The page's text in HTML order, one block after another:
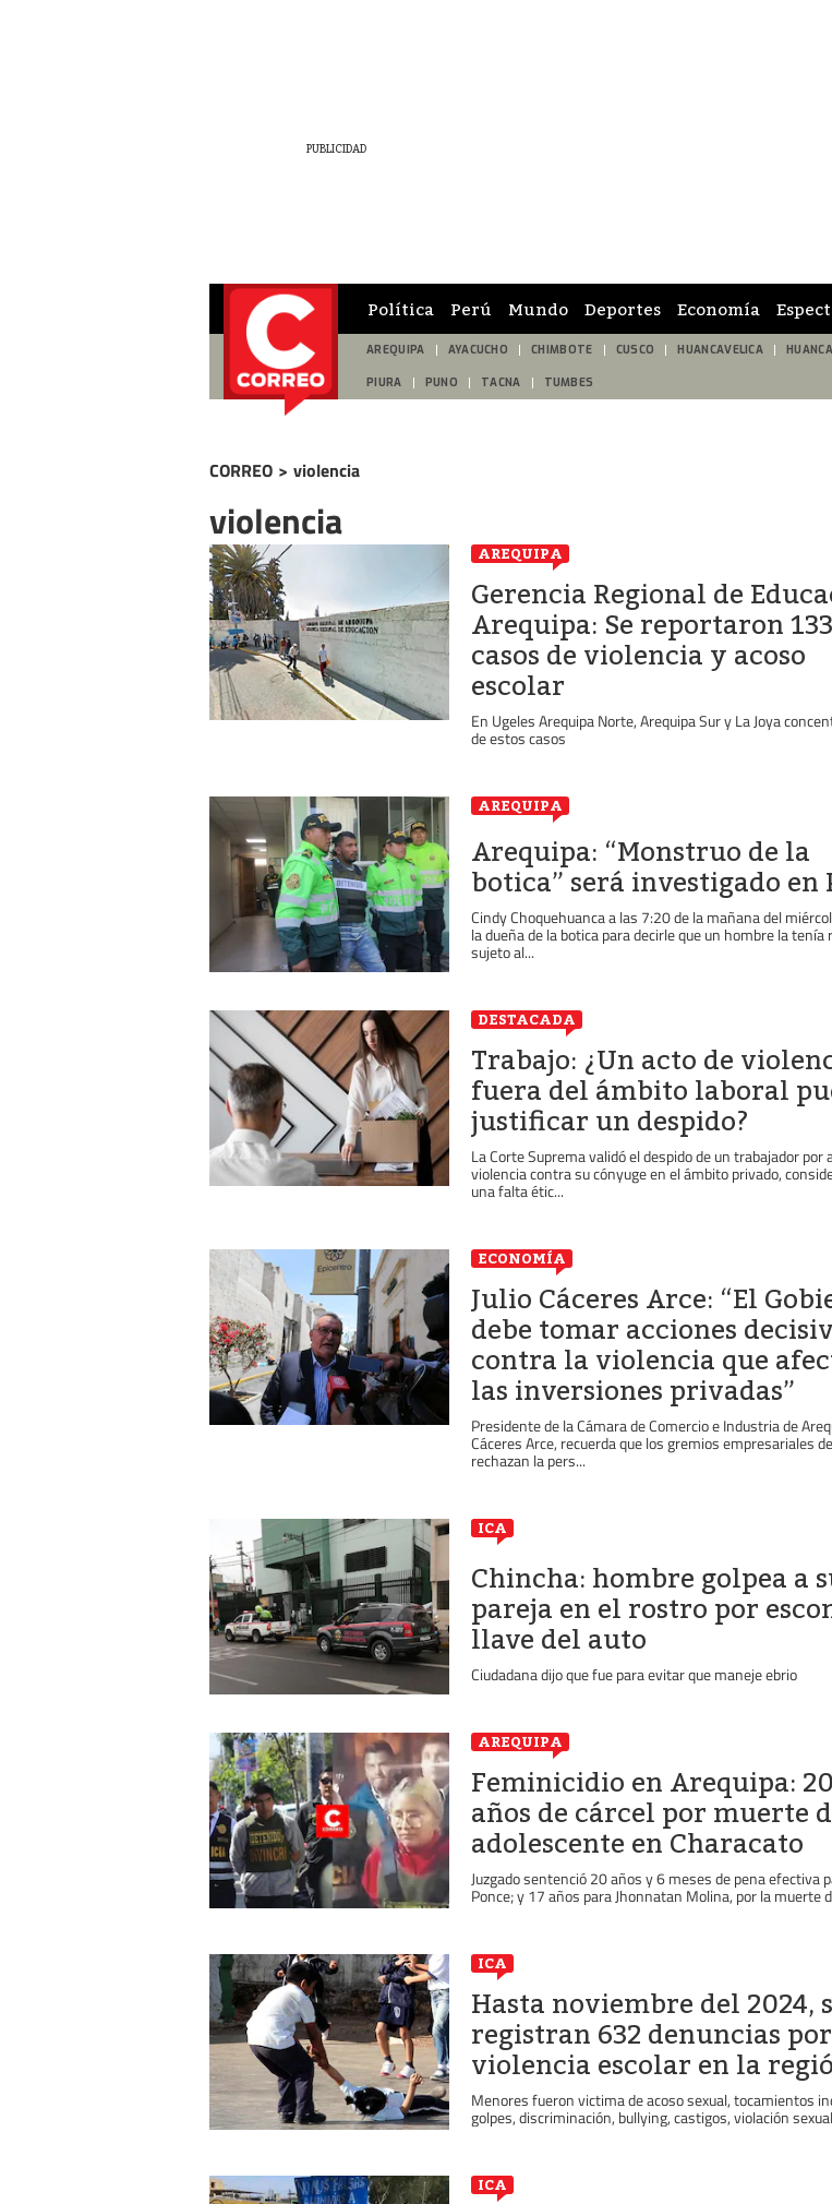
Política Perú Mundo Deportes Economía
AREQUIPA AYACUCHO CHIMBOTE CUSCO HUANCAVELICA
PIURA PUNO TACNA TUMBES
CORREO > violencia
violencia
AREQUIPA
Gerencia Regional de
Arequipa: Se reportaron
casos de violencia y acoso
escolar
En Ugeles Arequipa Norte, Arequipa Sur y La Joya
de estos casos
AREQUIPA
Arequipa: “Monstruo de la
botica” será investigado en
Cindy Choquehuanca a las 7:20 de la mañana del
la dueña de la botica para decirle que un hombre la tenía
sujeto al...
DESTACADA
Trabajo: ¿Un acto de
fuera del ámbito laboral
justificar un despido?
La Corte Suprema validó el despido de un trabajador por
violencia contra su cónyuge en el ámbito privado,
una falta étic...
ECONOMÍA
Julio Cáceres Arce: “El
debe tomar acciones
contra la violencia que
las inversiones privadas”
Presidente de la Cámara de Comercio e Industria de
Cáceres Arce, recuerda que los gremios empresariales
rechazan la pers...
ICA
Chincha: hombre golpea a
pareja en el rostro por
llave del auto
Ciudadana dijo que fue para evitar que maneje ebrio
AREQUIPA
Feminicidio en Arequipa:
años de cárcel por muerte
adolescente en Characato
Juzgado sentenció 20 años y 6 meses de pena efectiva
Ponce; y 17 años para Jhonnatan Molina, por la muerte
ICA
Hasta noviembre del 2024,
registran 632 denuncias por
violencia escolar en la
Menores fueron victima de acoso sexual, tocamientos
golpes, discriminación, bullying, castigos, violación
ICA